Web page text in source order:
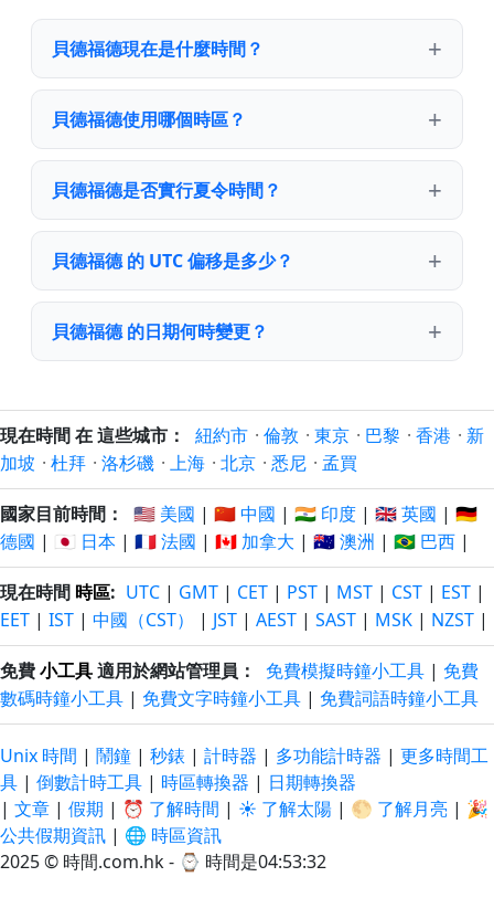
貝德福德現在是什麼時間？
貝德福德使用哪個時區？
貝德福德是否實行夏令時間？
貝德福德 的 UTC 偏移是多少？
貝德福德 的日期何時變更？
現在時間 在 這些城市： 紐約市 · 倫敦 · 東京 · 巴黎 · 香港 · 新
加坡 · 杜拜 · 洛杉磯 · 上海 · 北京 · 悉尼 · 孟買
國家目前時間： 🇺🇸 美國 | 🇨🇳 中國 | 🇮🇳 印度 | 🇬🇧 英國 | 🇩🇪
德國 | 🇯🇵 日本 | 🇫🇷 法國 | 🇨🇦 加拿大 | 🇦🇺 澳洲 | 🇧🇷 巴西 |
現在時間 時區: UTC | GMT | CET | PST | MST | CST | EST |
EET | IST | 中國（CST） | JST | AEST | SAST | MSK | NZST |
免費小工具適用於網站管理員： 免費模擬時鐘小工具 | 免費
數碼時鐘小工具 | 免費文字時鐘小工具 | 免費詞語時鐘小工具
Unix 時間 | 鬧鐘 | 秒錶 | 計時器 | 多功能計時器 | 更多時間工
具 | 倒數計時工具 | 時區轉換器 | 日期轉換器
| 文章 | 假期 | ⏰ 了解時間 | ☀️ 了解太陽 | 🌕 了解月亮 | 🎉
公共假期資訊 | 🌐 時區資訊
2025 © 時間.com.hk - ⌚ 時間是04:53:33